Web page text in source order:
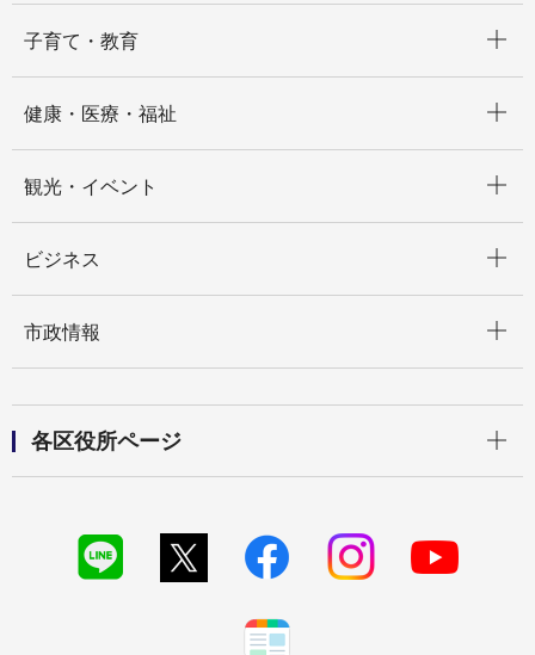
子育て・教育
健康・医療・福祉
観光・イベント
ビジネス
市政情報
各区役所ページ